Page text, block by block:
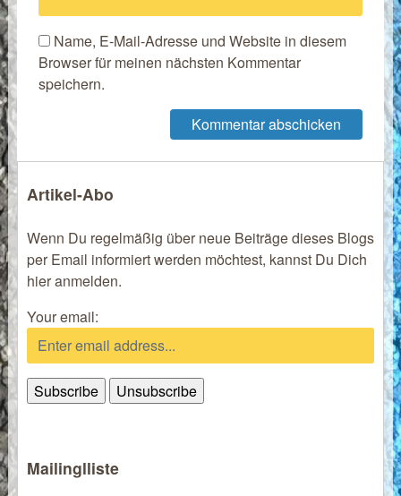
Name, E-Mail-Adresse und Website in diesem
Browser für meinen nächsten Kommentar
speichern.
Artikel-Abo
Wenn Du regelmäßig über neue Beiträge dieses Blogs
per Email informiert werden möchtest, kannst Du Dich
hier anmelden.
Your email:
Mailinglliste